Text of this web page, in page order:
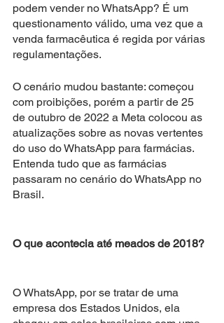
podem vender no WhatsApp? É um
questionamento válido, uma vez que a
venda farmacêutica é regida por várias
regulamentações.
O cenário mudou bastante: começou
com proibições, porém a partir de 25
de outubro de 2022 a Meta colocou as
atualizações sobre as novas vertentes
do uso do WhatsApp para farmácias.
Entenda tudo que as farmácias
passaram no cenário do WhatsApp no
Brasil.
O que acontecia até meados de 2018?
O WhatsApp, por se tratar de uma
empresa dos Estados Unidos, ela